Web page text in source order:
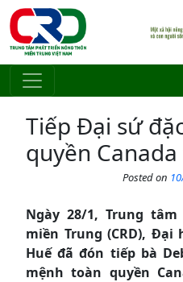
Skip to main content
Tiếp Đại sứ
quyền
Posted on
Ngày 28/1, Trung
miền Trung (CRD),
Huế đã đón tiếp bà
mệnh toàn quyền